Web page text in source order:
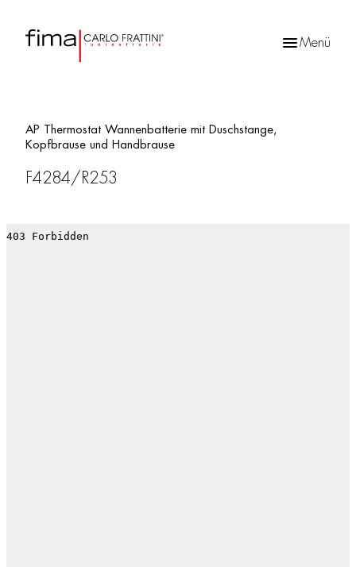
Menü
AP Thermostat Wannenbatterie mit Duschstange,
Kopfbrause und Handbrause
F4284/R253